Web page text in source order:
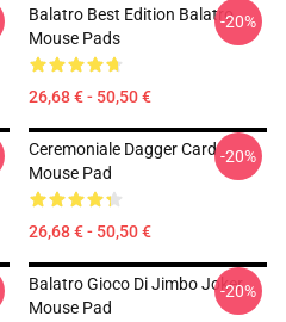
Balatro Best Edition Balatro
Mouse Pads
26,68 € - 50,50 €
-20%
Ceremoniale Dagger Card
Mouse Pad
26,68 € - 50,50 €
-20%
Balatro Gioco Di Jimbo Joker
Mouse Pad
-20%